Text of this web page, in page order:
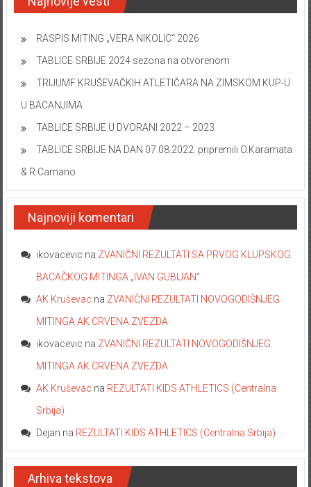
RASPIS MITING „VERA NIKOLIC“ 2026
TABLICE SRBIJE 2024 sezona na otvorenom
TRIJUMF KRUŠEVAČKIH ATLETIČARA NA ZIMSKOM KUP-U
U BACANJIMA
TABLICE SRBIJE U DVORANI 2022 – 2023
TABLICE SRBIJE NA DAN 07.08.2022. pripremili O.Karamata
& R.Camano
Najnoviji komentari
ikovacevic na ZVANIČNI REZULTATI SA PRVOG KLUPSKOG
BACAČKOG MITINGA „IVAN GUBIJAN“
AK Kruševac na ZVANIČNI REZULTATI NOVOGODIŠNJEG
MITINGA AK CRVENA ZVEZDA
ikovacevic na ZVANIČNI REZULTATI NOVOGODIŠNJEG
MITINGA AK CRVENA ZVEZDA
AK Kruševac na REZULTATI KIDS ATHLETICS (Centralna
Srbija)
Dejan na REZULTATI KIDS ATHLETICS (Centralna Srbija)
Arhiva tekstova